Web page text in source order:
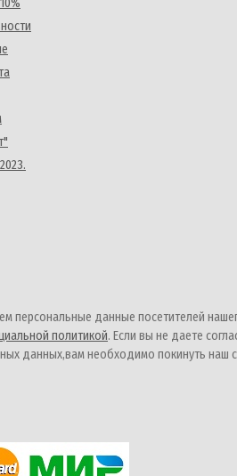
персональные данные посетителей
политикой. Если вы не даете
данных,вам необходимо покинуть наш